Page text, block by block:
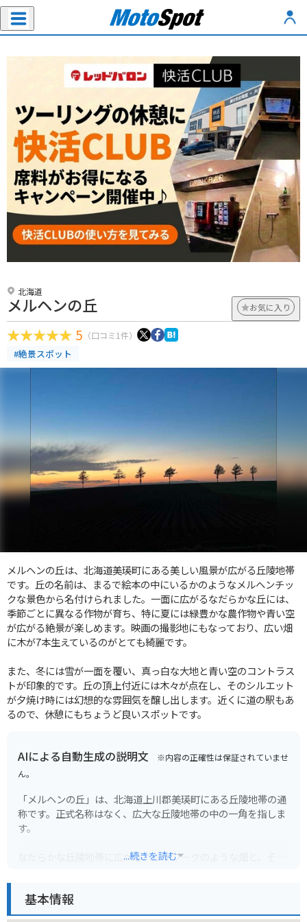
北海道
メルヘンの丘 お気に入り
5 （口コミ1件）
#絶景スポット
メルヘンの丘は、北海道美瑛町にある美しい風景が広がる丘陵地帯
です。丘の名前は、まるで絵本の中にいるかのようなメルヘンチッ
クな景色から名付けられました。一面に広がるなだらかな丘には、
季節ごとに異なる作物が育ち、特に夏には緑豊かな農作物や青い空
が広がる絶景が楽しめます。映画の撮影地にもなっており、広い畑
に木が7本生えているのがとても綺麗です。
また、冬には雪が一面を覆い、真っ白な大地と青い空のコントラス
トが印象的です。丘の頂上付近には木々が点在し、そのシルエット
が夕焼け時には幻想的な雰囲気を醸し出します。近くに道の駅もあ
るので、休憩にもちょうど良いスポットです。
AIによる自動生成の説明文 ※内容の正確性は保証されていませ
ん。
「メルヘンの丘」は、北海道上川郡美瑛町にある丘陵地帯の通
称です。正式名称はなく、広大な丘陵地帯の中の一角を指しま
す。
なだらかな丘陵地帯に広がるパッチワークのような畑と、その
美瑛は丘陵地帯が多いため、バイクでのツーリングにも最適で
...続きを読む
基本情報